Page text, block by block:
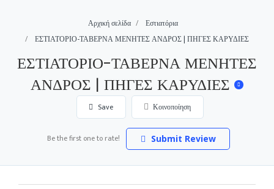
Αρχική σελίδα
Εστιατόρια
ΕΣΤΙΑΤΟΡΙΟ-ΤΑΒΕΡΝΑ ΜΕΝΗΤΕΣ ΑΝΔΡΟΣ | ΠΗΓΕΣ ΚΑΡΥΔΙΕΣ
ΕΣΤΙΑΤΟΡΙΟ-ΤΑΒΕΡΝΑ ΜΕΝΗΤΕΣ
ΑΝΔΡΟΣ | ΠΗΓΕΣ ΚΑΡΥΔΙΕΣ
Save Κοινοποίηση
Be the first one to rate! Submit Review